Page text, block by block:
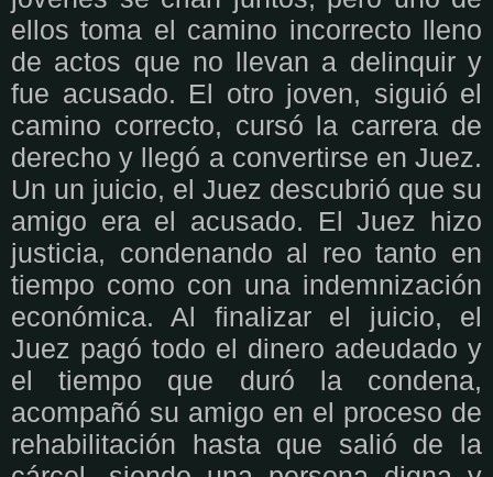
ellos toma el camino incorrecto lleno
de actos que no llevan a delinquir y
fue acusado. El otro joven, siguió el
camino correcto, cursó la carrera de
derecho y llegó a convertirse en Juez.
Un un juicio, el Juez descubrió que su
amigo era el acusado. El Juez hizo
justicia, condenando al reo tanto en
tiempo como con una indemnización
económica. Al finalizar el juicio, el
Juez pagó todo el dinero adeudado y
el tiempo que duró la condena,
acompañó su amigo en el proceso de
rehabilitación hasta que salió de la